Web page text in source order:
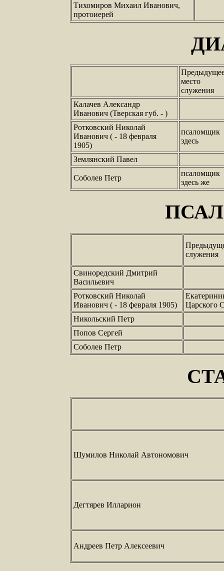
Тихомиров Михаил Иванович,
протоиерей
место
служения
Калачев Александр
Иванович (Тверская губ. - )
Ротковский Николай
Иванович ( - 18 февраля
1905)
псаломщик
здесь
Землянский Павел
Соболев Петр
псаломщик
здесь же
служения
Свиноредский Дмитрий
Васильевич
Ротковский Николай
Иванович ( - 18 февраля 1905)
Царского
Никольский Петр
Попов Сергей
Соболев Петр
Шумилов Николай Автономович
Дегтярев Илларион
Андреев Петр Алексеевич